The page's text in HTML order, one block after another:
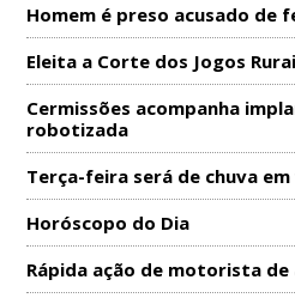
Homem é preso acusado de
Eleita a Corte dos Jogos
Cermissões acompanha
robotizada
Terça-feira será de chuva
Horóscopo do Dia
Rápida ação de motorista